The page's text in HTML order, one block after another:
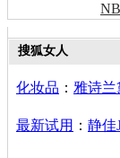
搜狐女人
化妆品 ： 雅诗兰
最新试用 ： 静佳